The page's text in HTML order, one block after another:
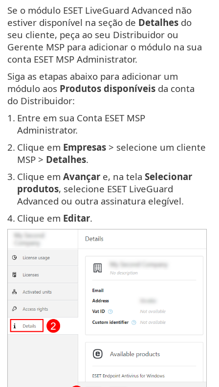
Se o módulo ESET LiveGuard Advanced não
estiver disponível na seção de Detalhes do
seu cliente, peça ao seu Distribuidor ou
Gerente MSP para adicionar o módulo na sua
conta ESET MSP Administrator.
Siga as etapas abaixo para adicionar um
módulo aos Produtos disponíveis da conta
do Distribuidor:
1. Entre em sua Conta ESET MSP
Administrator.
2. Clique em Empresas > selecione um cliente
MSP > Detalhes.
3. Clique em Avançar e, na tela Selecionar
produtos, selecione ESET LiveGuard
Advanced ou outra assinatura elegível.
4. Clique em Editar.